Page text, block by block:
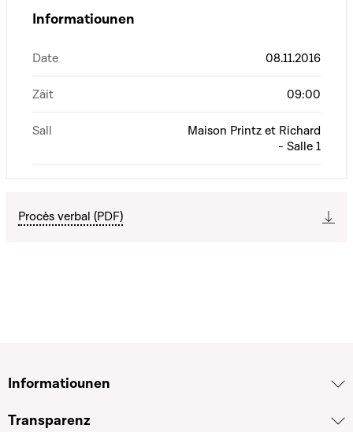
Informatiounen
Date 08.11.2016
Zäit 09:00
Sall
Maison Printz et Richard
- Salle 1
Procès verbal (PDF)
Informatiounen
Transparenz